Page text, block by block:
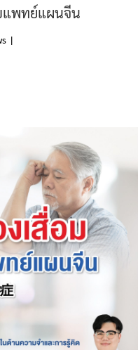
แพทย์แผนจีน
|